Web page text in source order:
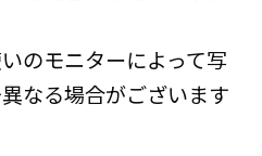
のモニターによって写
なる場合がございます